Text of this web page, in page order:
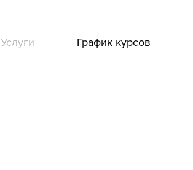
Услуги График курсов